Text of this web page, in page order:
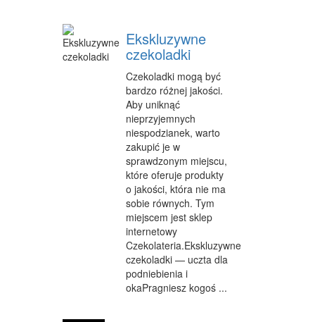
Ekskluzywne
czekoladki
Czekoladki mogą być
bardzo różnej jakości.
Aby uniknąć
nieprzyjemnych
niespodzianek, warto
zakupić je w
sprawdzonym miejscu,
które oferuje produkty
o jakości, która nie ma
sobie równych. Tym
miejscem jest sklep
internetowy
Czekolateria.Ekskluzywne
czekoladki — uczta dla
podniebienia i
okaPragniesz kogoś ...